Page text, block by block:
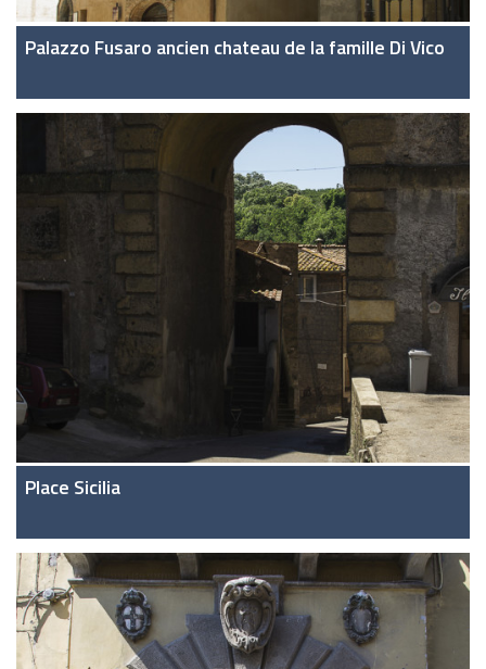
Palazzo Fusaro ancien chateau de la famille Di Vico
Place Sicilia